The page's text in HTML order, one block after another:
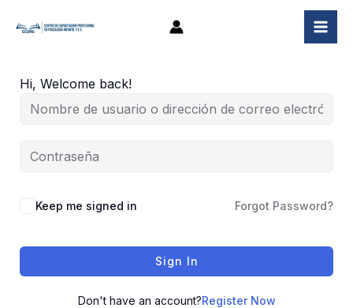
Hi, Welcome back!
Keep me signed in Forgot Password?
Sign In
Don't have an account?Register Now